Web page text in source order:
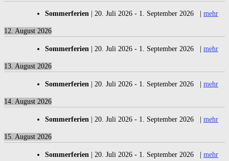
Sommerferien 20. Juli 2026 - 1. September 2026 mehr
12. August 2026
Sommerferien 20. Juli 2026 - 1. September 2026 mehr
13. August 2026
Sommerferien 20. Juli 2026 - 1. September 2026 mehr
14. August 2026
Sommerferien 20. Juli 2026 - 1. September 2026 mehr
15. August 2026
Sommerferien 20. Juli 2026 - 1. September 2026 mehr